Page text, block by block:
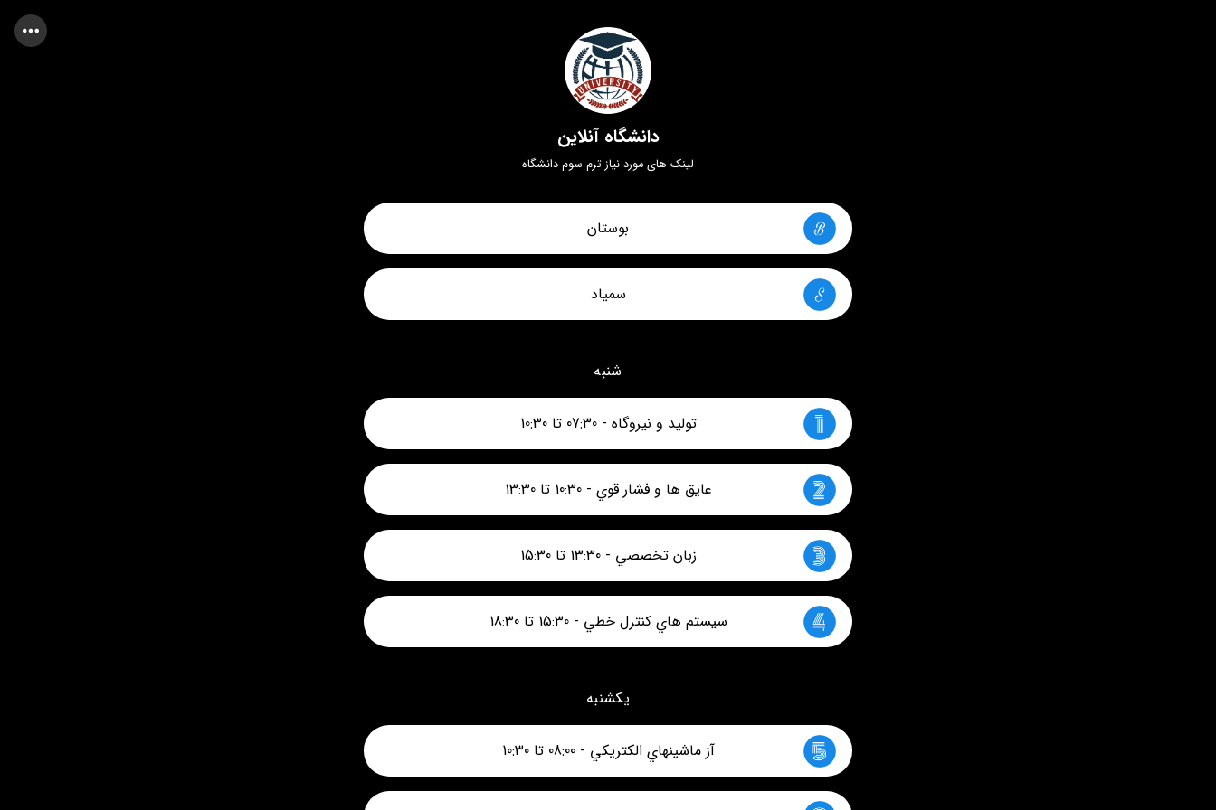
دانشگاه آنلاین
لینک های مورد نیاز ترم سوم دانشگاه
بوستان
سمیاد
شنبه
توليد و نيروگاه - 07:30 تا 10:30
عايق ها و فشار قوي - 10:30 تا 13:30
زبان تخصصي - 13:30 تا 15:30
سيستم هاي كنترل خطي - 15:30 تا 18:30
یکشنبه
آز ماشينهاي الكتريكي - 08:00 تا 10:30